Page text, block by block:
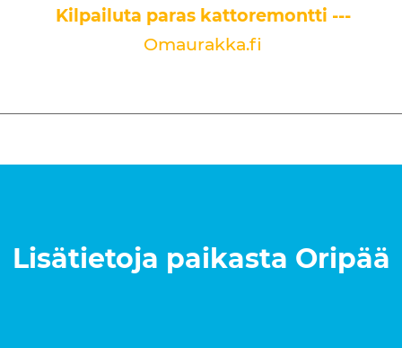
Kilpailuta paras kattoremontti ---
Omaurakka.fi
Lisätietoja paikasta Oripää